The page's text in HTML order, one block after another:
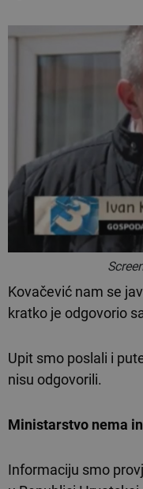
Kovačević nam se
kratko je odgovorio
Upit smo poslali i
nisu odgovorili.
Ministarstvo nema
Informaciju smo